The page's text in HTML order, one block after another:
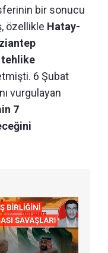
bir sonucu
özellikle Hatay-
tehlike
6 Şubat
vurgulayan
7